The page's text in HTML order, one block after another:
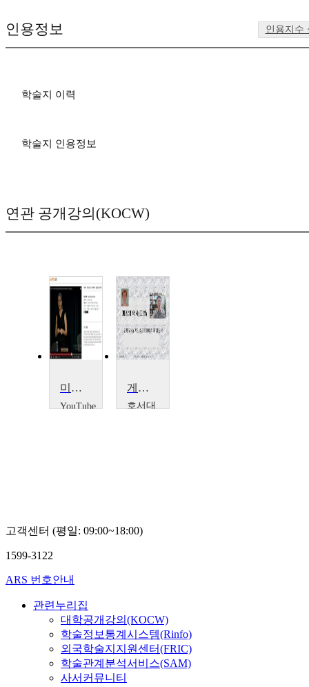
인용정보 인용지수
학술지 이력
학술지 인용정보
연관 공개강의(KOCW)
미래의 온라인게임을 어떻게 발명할 것인가
YouTube
게임의 역사
호서대
고객센터 (평일: 09:00~18:00)
1599-3122
ARS 번호안내
관련누리집
대학공개강의(KOCW)
학술정보통계시스템(Rinfo)
외국학술지지원센터(FRIC)
학술관계분석서비스(SAM)
사서커뮤니티